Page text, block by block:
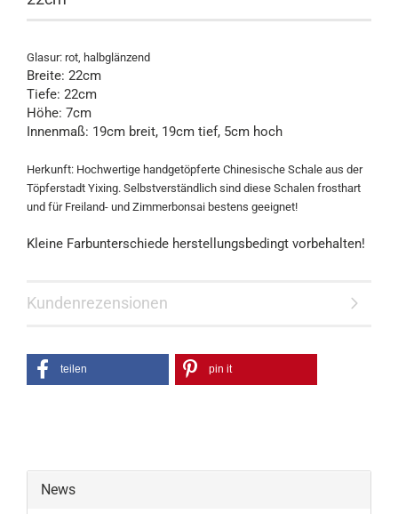
Glasur: rot, halbglänzend
Breite: 22cm
Tiefe: 22cm
Höhe: 7cm
Innenmaß: 19cm breit, 19cm tief, 5cm hoch
Herkunft: Hochwertige handgetöpferte Chinesische Schale aus der
Töpferstadt Yixing. Selbstverständlich sind diese Schalen frosthart
und für Freiland- und Zimmerbonsai bestens geeignet!
Kleine Farbunterschiede herstellungsbedingt vorbehalten!
Kundenrezensionen
teilen pin it
News